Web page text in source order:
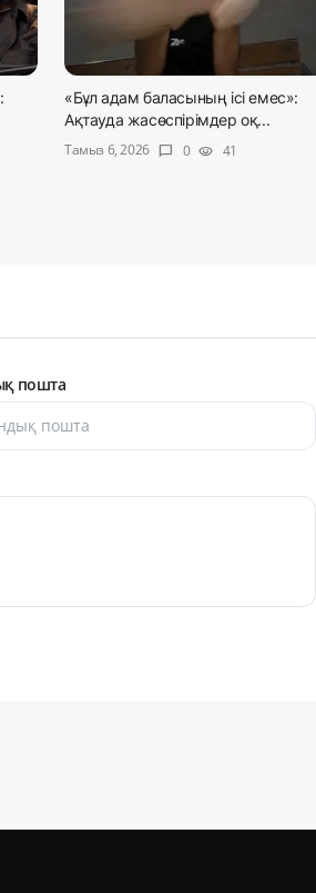
«Бұл адам баласының ісі емес»:
Ақтауда жасөспірімдер оқ...
Тамыз 6, 2026
chat_bubble 0 visibility 41
пошта